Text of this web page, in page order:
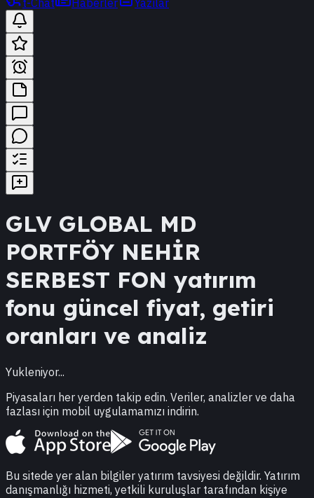
t-Chat Haberler Yazılar
GLV GLOBAL MD
PORTFÖY NEHİR
SERBEST FON yatırım
fonu güncel fiyat, getiri
oranları ve analiz
Yukleniyor...
Piyasaları her yerden takip edin. Veriler, analizler ve daha
fazlası için mobil uygulamamızı indirin.
Bu sitede yer alan bilgiler yatırım tavsiyesi değildir. Yatırım
danışmanlığı hizmeti, yetkili kuruluşlar tarafından kişiye